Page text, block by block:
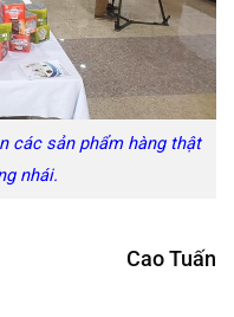
các sản phẩm hàng thật
nhái.
Cao Tuấn